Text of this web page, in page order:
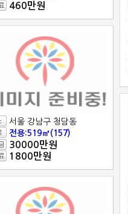
460만원
서울 강남구 청담동
전용:519㎡(157)
30000만원
1800만원